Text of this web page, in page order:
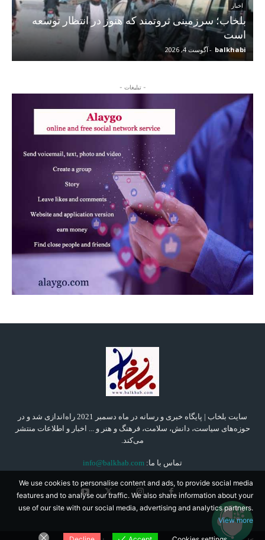
اخبار
بلخاب؛ سرزمینی ثروتمند که هنوز در انتظار توسعه
است
balkhabi
-آگوست 4, 2026
- تبلیغات -
سایت بلخاب | پایگاه خبری و رسانه در ماه دسمبر 2021 راه‌اندازی شد و در
حوزه‌های سیاست، دانش، سلامت، فرهنگ و هنر و ... اخبار و اطلاعات منتشر
می‌کند.
تماس با ما: info@balkhab.com
We use cookies to personalise content and ads, to provide social media
features and to analyse our traffic. We also share information about your
use of our site with our social media, advertising and analytics partners.
View more